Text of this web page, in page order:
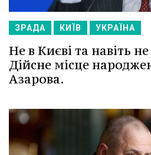
ЗРАДА КИЇВ УКРАЇНА
Не в Києві та навіть
Дійсне місце
Азарова.